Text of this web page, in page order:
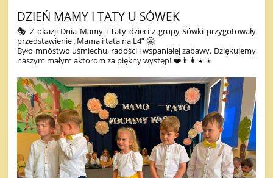
DZIEŃ MAMY I TATY U SÓWEK
🎭 Z okazji Dnia Mamy i Taty dzieci z grupy Sówki przygotowały
przedstawienie „Mama i tata na L4” 🤗
Było mnóstwo uśmiechu, radości i wspaniałej zabawy. Dziękujemy
naszym małym aktorom za piękny występ! ❤️👨‍👩‍👧‍👦